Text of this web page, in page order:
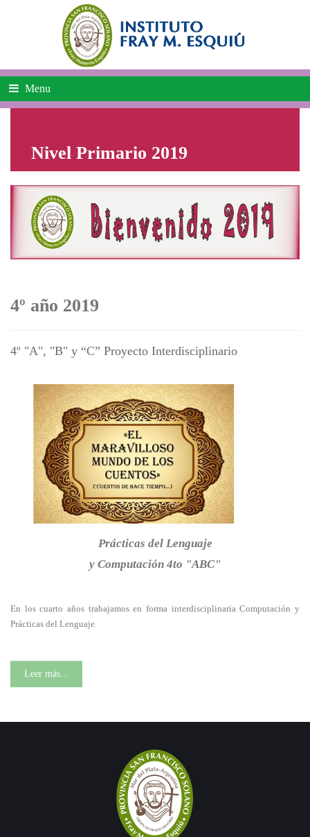
Menu
Nivel Primario 2019
4º año 2019
4º "A", "B" y “C” Proyecto Interdisciplinario
Prácticas del Lenguaje
y Computación 4to "ABC"
En los cuarto años trabajamos en forma interdisciplinaria Computación y
Prácticas del Lenguaje.
Leer más...